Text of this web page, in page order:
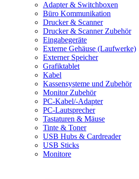
Adapter & Switchboxen
Büro Kommunikation
Drucker & Scanner
Drucker & Scanner Zubehör
Eingabegeräte
Externe Gehäuse (Laufwerke)
Externer Speicher
Grafiktablet
Kabel
Kassensysteme und Zubehör
Monitor Zubehör
PC-Kabel/-Adapter
PC-Lautsprecher
Tastaturen & Mäuse
Tinte & Toner
USB Hubs & Cardreader
USB Sticks
Monitore